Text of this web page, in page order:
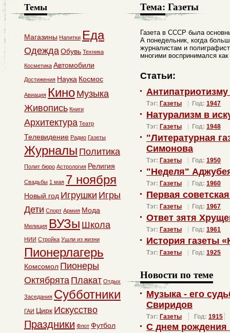
Тема: Газеты
Газета в СССР была
А понедельник, когда
журналистам и
многими воспринимался
Статьи:
Тэг: Газеты Год: 1947
Натурализм в
Тэг: Газеты Год: 1948
"Литературная
Симонова
Тэг: Газеты Год: 1950
"Неделя"
Тэг: Газеты Год: 1960
Первая
Тэг: Газеты Год: 1967
Ответ зятя
Тэг: Газеты Год: 1961
История газеты
Тэг: Газеты Год: 1925
Новости по теме
Музыка - его
Свиридов
Тэг: Газеты Год: 1915
С днем
Темы
Магазины Напитки Еда
ОдеждаОбувь Техника
Косметика Автомобили
Достижения Наука Космос
Авиация Кино Музыка
Живопись Книги
Архитектура Театр
Телевидение Радио Газеты
Журналы Политика
Полит бюро Астрология Религия
Свадьбы 1 мая 7 ноября
Новый год Игрушки Игры
Дети Спорт Армия Мода
Милиция ВУЗы Школа
НИИ Стройка Ушли из жизни
Пионерлагерь
Комсомол Пионеры
Октябрята Плакат Отдых
Заседания Субботники
ГАИ Цирк Искусство
Праздники Флот Футбол